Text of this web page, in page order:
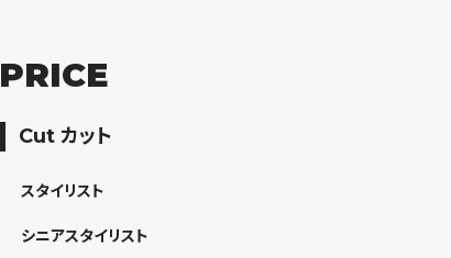
PRICE
Cut カット
スタイリスト
シニアスタイリスト